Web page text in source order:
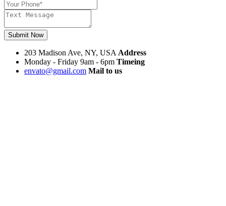
Submit Now
203 Madison Ave, NY, USA Address
Monday - Friday 9am - 6pm Timeing
envato@gmail.com Mail to us